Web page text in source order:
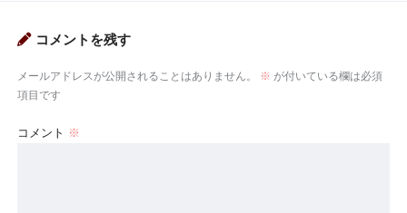
コメントを残す
メールアドレスが公開されることはありません。 ※ が付いている欄は必須
項目です
コメント ※